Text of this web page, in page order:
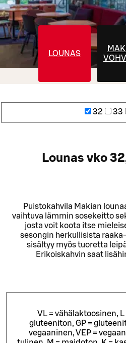
LOUNAS
32 33
Lounas vko
Puistokahvila Makian
vaihtuva lämmin sosekeitto
josta voit koota itse
sesongin herkullisista
sisältyy myös tuoretta
Erikoiskahvin saat
VL = vähälaktoosinen,
gluteeniton, GP =
vegaaninen, VEP =